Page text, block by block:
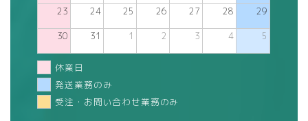
23 24 25 26 27 28 29
30 31 1 2 3 4 5
休業日
発送業務のみ
受注・お問い合わせ業務のみ